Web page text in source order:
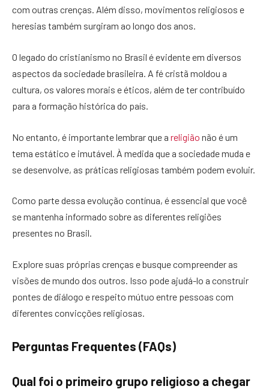
com outras crenças. Além disso, movimentos religiosos e
heresias também surgiram ao longo dos anos.
O legado do cristianismo no Brasil é evidente em diversos
aspectos da sociedade brasileira. A fé cristã moldou a
cultura, os valores morais e éticos, além de ter contribuído
para a formação histórica do país.
No entanto, é importante lembrar que a religião não é um
tema estático e imutável. À medida que a sociedade muda e
se desenvolve, as práticas religiosas também podem evoluir.
Como parte dessa evolução contínua, é essencial que você
se mantenha informado sobre as diferentes religiões
presentes no Brasil.
Explore suas próprias crenças e busque compreender as
visões de mundo dos outros. Isso pode ajudá-lo a construir
pontes de diálogo e respeito mútuo entre pessoas com
diferentes convicções religiosas.
Perguntas Frequentes (FAQs)
Qual foi o primeiro grupo religioso a chegar